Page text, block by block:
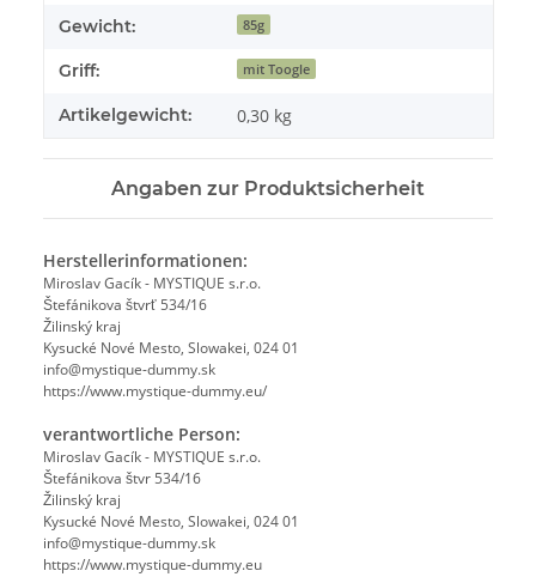
Gewicht: 85g
Griff: mit Toogle
Artikelgewicht: 0,30 kg
Angaben zur Produktsicherheit
Herstellerinformationen:
Miroslav Gacík - MYSTIQUE s.r.o.
Štefánikova štvrť 534/16
Žilinský kraj
Kysucké Nové Mesto, Slowakei, 024 01
info@mystique-dummy.sk
https://www.mystique-dummy.eu/
verantwortliche Person:
Miroslav Gacík - MYSTIQUE s.r.o.
Štefánikova štvr 534/16
Žilinský kraj
Kysucké Nové Mesto, Slowakei, 024 01
info@mystique-dummy.sk
https://www.mystique-dummy.eu